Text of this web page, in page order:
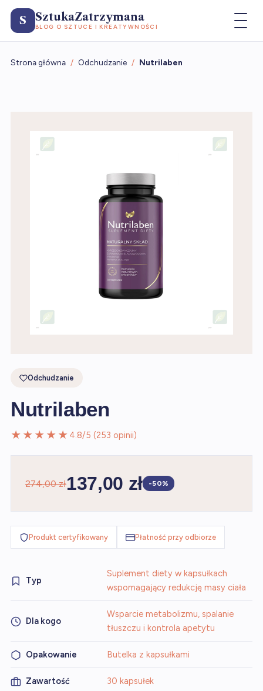
S SztukaZatrzymana
BLOG O SZTUCE I KREATYWNOŚCI
Strona główna / Odchudzanie / Nutrilaben
Odchudzanie
Nutrilaben
★★★★★ 4.8/5 (253 opinii)
274,00 zł137,00 zł -50%
Produkt certyfikowany Płatność przy odbiorze
Typ
Suplement diety w kapsułkach
wspomagający redukcję masy ciała
Dla kogo
Wsparcie metabolizmu, spalanie
tłuszczu i kontrola apetytu
Opakowanie Butelka z kapsułkami
Zawartość 30 kapsułek